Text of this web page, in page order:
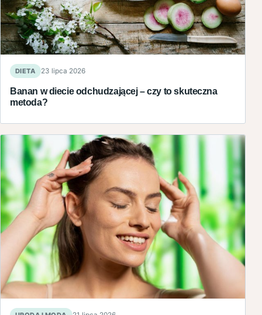
DIETA 23 lipca 2026
Banan w diecie odchudzającej – czy to skuteczna
metoda?